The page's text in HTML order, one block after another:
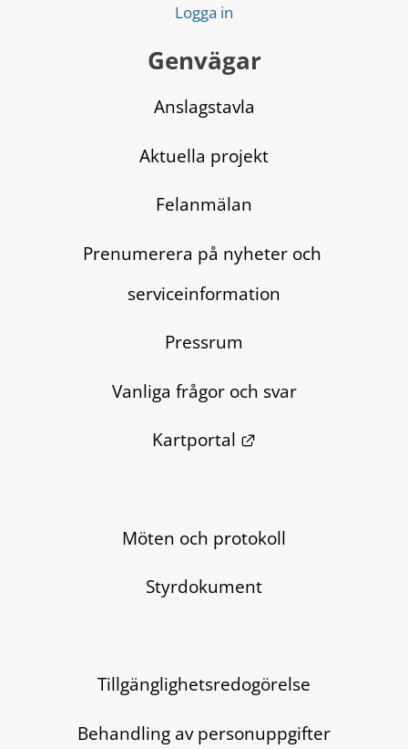
Logga in
Genvägar
Anslagstavla
Aktuella projekt
Felanmälan
Prenumerera på nyheter och
serviceinformation
Pressrum
Vanliga frågor och svar
Kartportal
Länk till annan
Möten och protokoll
Styrdokument
Tillgänglighetsredogörelse
Behandling av personuppgifter